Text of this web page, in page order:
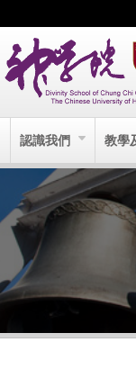
認識我們 教學